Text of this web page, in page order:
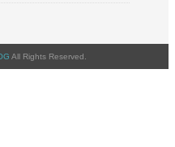
All Rights Reserved.